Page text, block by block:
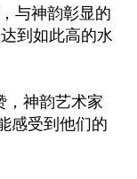
与神韵彰显的
到如此高的水
，神韵艺术家
感受到他们的